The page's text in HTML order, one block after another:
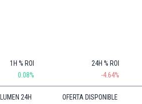
Noticias
Dogecoin
1H % ROI
0.08%
24H % ROI
-4.64%
24H
OFERTA DISPONIBLE